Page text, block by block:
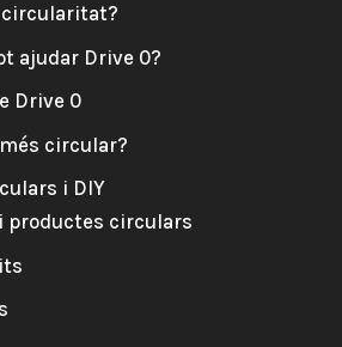
circularitat?
ajudar Drive 0?
Drive 0
circular?
i DIY
productes circulars